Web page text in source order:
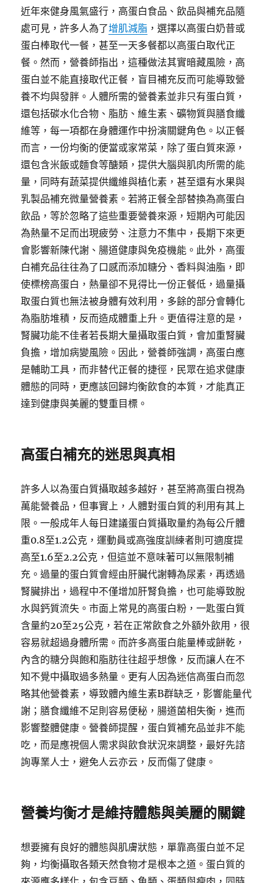
近年來健身風氣盛行，高蛋白食品、飲品與補充品隨
處可見，許多人為了增肌減脂 ，選擇以高蛋白奶昔或
蛋白棒取代一餐，甚至一天多餐都以高蛋白取代正
餐。然而，營養師指出，這種做法其實暗藏風險，高
蛋白並不能直接取代正餐，盲目補充反而可能導致營
養不均與發胖。人體所需的營養素並非只有蛋白質，
還包括碳水化合物、脂肪、維生素、礦物質與膳食纖
維等，每一項都在身體運作中扮演關鍵角色。以正餐
而言，一份均衡的便當或家常菜，除了蛋白質來源，
還包含米飯或麵食等醣類，提供大腦與肌肉所需的能
量，同時有蔬菜提供纖維與植化素，甚至還有水果與
乳製品補充微量營養素。若將正餐全部替換為高蛋白
飲品，等於忽略了這些重要營養來源，短期內可能因
為熱量不足而出現疲勞、注意力不集中，長期下來更
會影響新陳代謝、腸道健康與免疫機能。此外，高蛋
白補充品往往為了口感而添加糖分、香料與油脂，即
使標榜高蛋白，熱量卻不見得比一份正餐低，過量攝
取蛋白質也無法被身體有效利用，多餘的部分會轉化
為脂肪堆積，反而造成體重上升。更值得注意的是，
腎臟功能不佳者若長期大量攝取蛋白質，會加重腎臟
負擔，增加病變風險。因此，營養師強調，高蛋白應
是輔助工具，而非替代正餐的捷徑，民眾在追求健康
體態的同時，更應該回歸均衡飲食的本質，才能真正
達到健康與美麗的雙重目標。
高蛋白補充的迷思與真相
許多人以為蛋白質攝取越多越好，甚至將高蛋白視為
萬能營養品，但事實上，人體對蛋白質的利用有其上
限。一般成年人每日建議蛋白質攝取量約為每公斤體
重0.8至1.2公克，運動員或高強度訓練者則可適度提
高至1.6至2.2公克，但這並不意味著可以無限制補
充。過量的蛋白質會經由肝臟代謝轉為尿素，再透過
腎臟排出，過程中不僅增加肝腎負擔，也可能導致脫
水與鈣質流失。市面上常見的高蛋白粉，一匙蛋白質
含量約20至25公克，若在正常飲食之外額外飲用，很
容易就超過身體所需。而許多高蛋白能量棒或餅乾，
內含的糖分與飽和脂肪往往超乎想像，反而讓人在不
知不覺中攝取過多熱量。更有人因為迷信高蛋白而忽
略其他營養素，導致體內維生素B群缺乏，影響能量代
謝；膳食纖維不足則容易便秘，腸道菌相失衡，進而
影響整體健康。營養師提醒，蛋白質補充品並非不能
吃，而是應視個人需求與飲食狀況來調整，最好先諮
詢專業人士，避免人云亦云，反而傷了健康。
營養均衡才是維持體態與美麗的關鍵
想要擁有良好的體態與肌膚狀態，單靠高蛋白並不足
夠，均衡攝取各類天然食物才是根本之道。蛋白質的